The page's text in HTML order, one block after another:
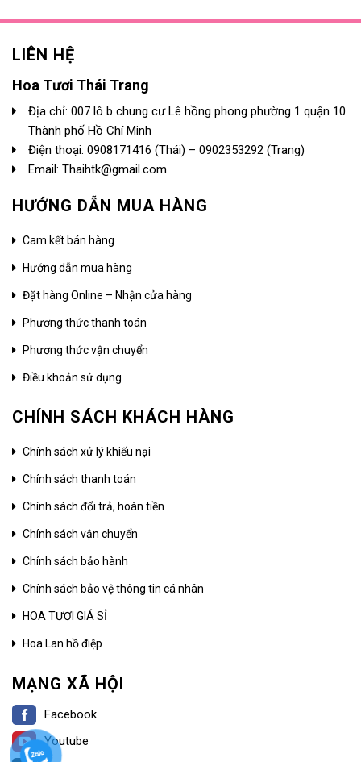
LIÊN HỆ
Hoa Tươi Thái Trang
Địa chỉ: 007 lô b chung cư Lê hồng phong phường 1 quận 10
Thành phố Hồ Chí Minh
Điện thoại: 0908171416 (Thái) – 0902353292 (Trang)
Email: Thaihtk@gmail.com
HƯỚNG DẪN MUA HÀNG
Cam kết bán hàng
Hướng dẫn mua hàng
Đặt hàng Online – Nhận cửa hàng
Phương thức thanh toán
Phương thức vận chuyển
Điều khoản sử dụng
CHÍNH SÁCH KHÁCH HÀNG
Chính sách xử lý khiếu nại
Chính sách thanh toán
Chính sách đổi trả, hoàn tiền
Chính sách vận chuyển
Chính sách bảo hành
Chính sách bảo vệ thông tin cá nhân
HOA TƯƠI GIÁ SỈ
Hoa Lan hồ điệp
MẠNG XÃ HỘI
Facebook
Youtube